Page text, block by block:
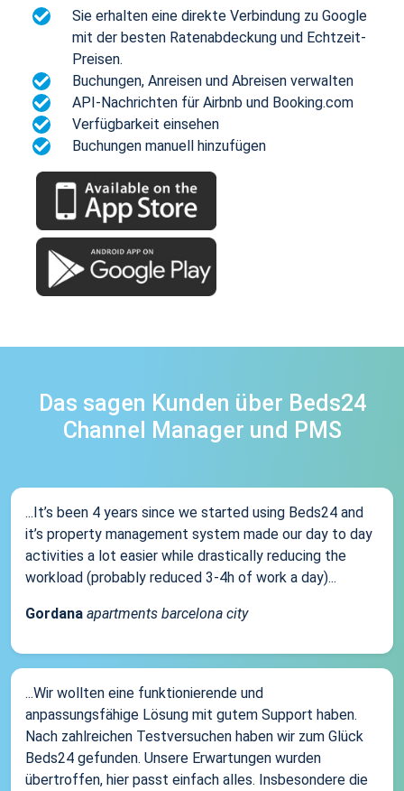
Sie erhalten eine direkte Verbindung zu Google
mit der besten Ratenabdeckung und Echtzeit-
Preisen.
Buchungen, Anreisen und Abreisen verwalten
API-Nachrichten für Airbnb und Booking.com
Verfügbarkeit einsehen
Buchungen manuell hinzufügen
Das sagen Kunden über Beds24
Channel Manager und PMS
...It’s been 4 years since we started using Beds24 and
it’s property management system made our day to day
activities a lot easier while drastically reducing the
workload (probably reduced 3-4h of work a day)...
Gordana apartments barcelona city
...Wir wollten eine funktionierende und
anpassungsfähige Lösung mit gutem Support haben.
Nach zahlreichen Testversuchen haben wir zum Glück
Beds24 gefunden. Unsere Erwartungen wurden
übertroffen, hier passt einfach alles. Insbesondere die